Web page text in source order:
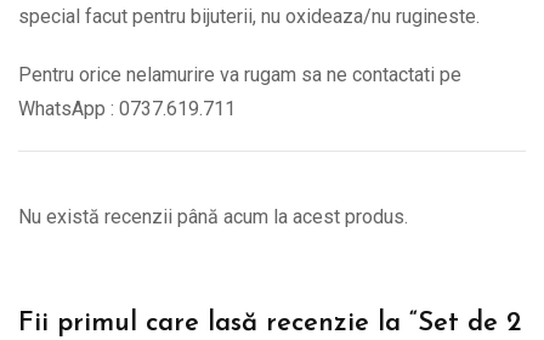
special facut pentru bijuterii, nu oxideaza/nu rugineste.
Pentru orice nelamurire va rugam sa ne contactati pe
WhatsApp : 0737.619.711
Nu există recenzii până acum la acest produs.
Fii primul care lasă recenzie la “Set de 2